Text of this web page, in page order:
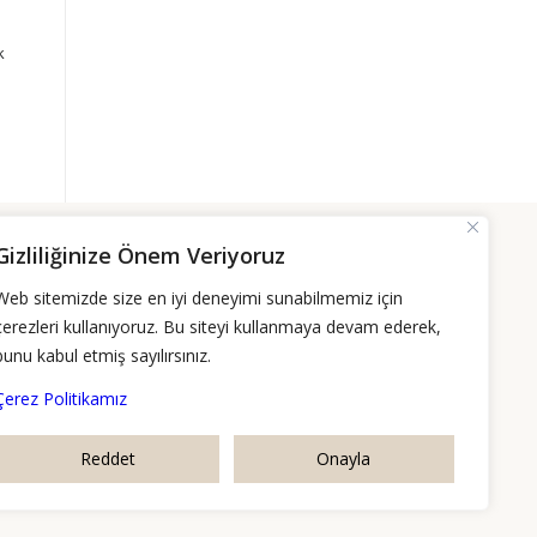
Önem Veriyoruz
sitemizde size en iyi deneyimi sunabilmemiz için
kullanıyoruz. Bu siteyi kullanmaya devam ederek,
kabul etmiş sayılırsınız.
Politikamız
Reddet Onayla
P.tesi-Cuma: 09:00-18:00